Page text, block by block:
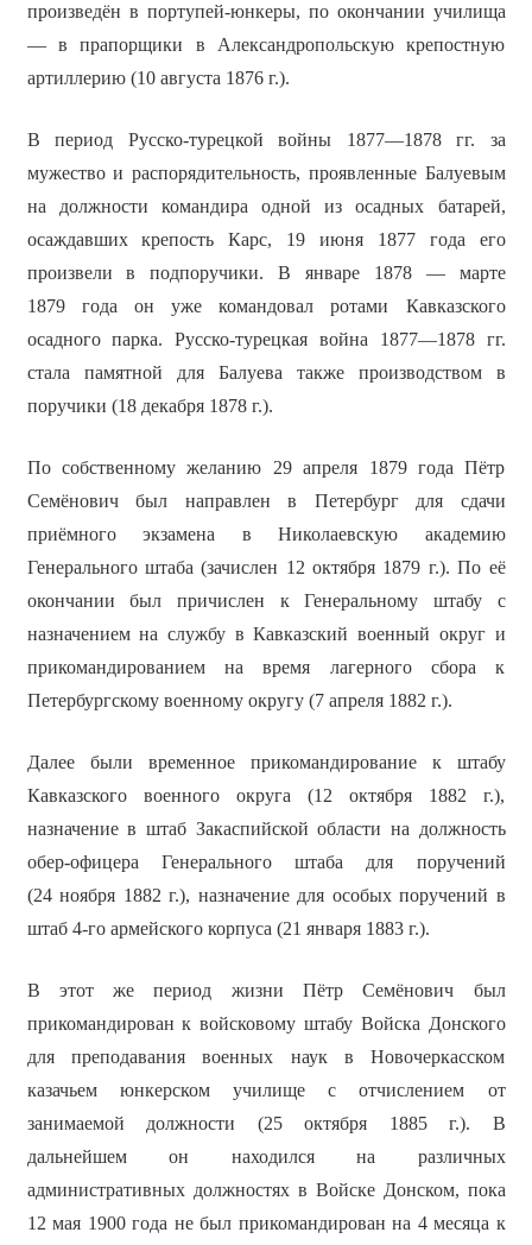
произведён в портупей-юнкеры, по окончании училища
— в прапорщики в Александропольскую крепостную
артиллерию (10 августа 1876 г.).
В период Русско-турецкой войны 1877—1878 гг. за
мужество и распорядительность, проявленные Балуевым
на должности командира одной из осадных батарей,
осаждавших крепость Карс, 19 июня 1877 года его
произвели в подпоручики. В январе 1878 — марте
1879 года он уже командовал ротами Кавказского
осадного парка. Русско-турецкая война 1877—1878 гг.
стала памятной для Балуева также производством в
поручики (18 декабря 1878 г.).
По собственному желанию 29 апреля 1879 года Пётр
Семёнович был направлен в Петербург для сдачи
приёмного экзамена в Николаевскую академию
Генерального штаба (зачислен 12 октября 1879 г.). По её
окончании был причислен к Генеральному штабу с
назначением на службу в Кавказский военный округ и
прикомандированием на время лагерного сбора к
Петербургскому военному округу (7 апреля 1882 г.).
Далее были временное прикомандирование к штабу
Кавказского военного округа (12 октября 1882 г.),
назначение в штаб Закаспийской области на должность
обер-офицера Генерального штаба для поручений
(24 ноября 1882 г.), назначение для особых поручений в
штаб 4-го армейского корпуса (21 января 1883 г.).
В этот же период жизни Пётр Семёнович был
прикомандирован к войсковому штабу Войска Донского
для преподавания военных наук в Новочеркасском
казачьем юнкерском училище с отчислением от
занимаемой должности (25 октября 1885 г.). В
дальнейшем он находился на различных
административных должностях в Войске Донском, пока
12 мая 1900 года не был прикомандирован на 4 месяца к